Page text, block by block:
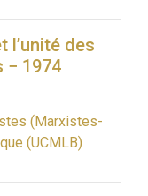
l’unité des
− 1974
(Marxistes-
(UCMLB)